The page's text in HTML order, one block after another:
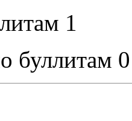
1
буллитам 0